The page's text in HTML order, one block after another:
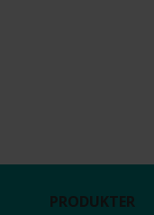
PRODUKTER